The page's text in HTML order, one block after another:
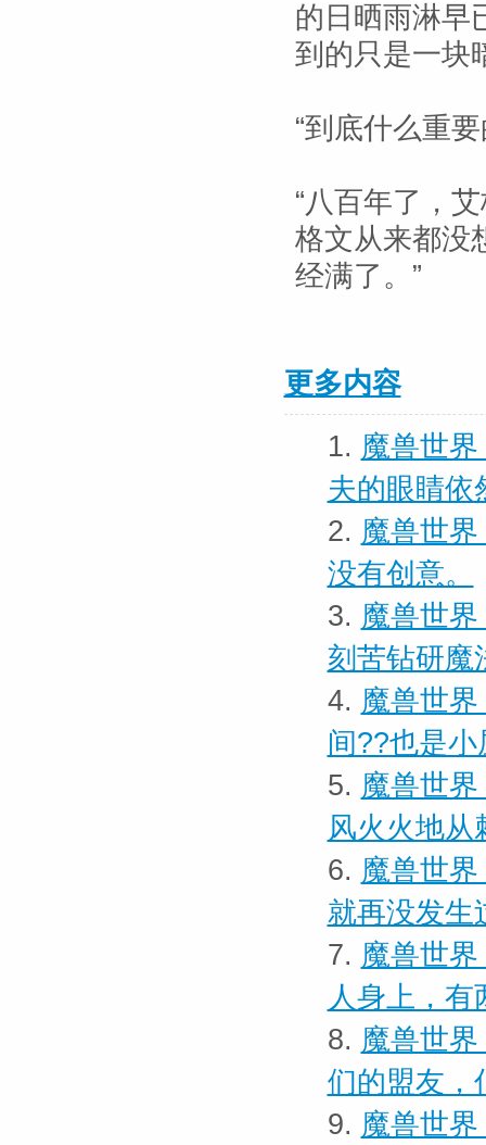
的日晒雨淋早
到的只是一块
“到底什么重
“八百年了，
格文从来都没
经满了。”
更多内容
1. 魔兽世
夫的眼睛依
2. 魔兽世界
没有创意。
3. 魔兽世
刻苦钻研魔
4. 魔兽世
间??也是小
5. 魔兽世
风火火地从
6. 魔兽世
就再没发生
7. 魔兽世
人身上，有
8. 魔兽世
们的盟友，
9. 魔兽世